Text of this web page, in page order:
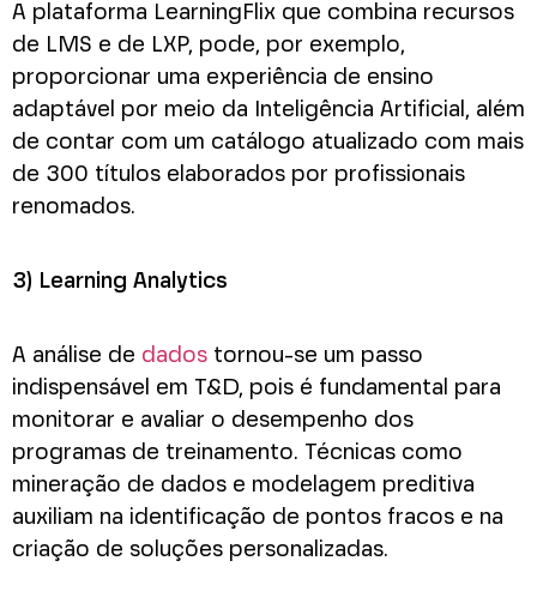
A plataforma LearningFlix que combina recursos
de LMS e de LXP, pode, por exemplo,
proporcionar uma experiência de ensino
adaptável por meio da Inteligência Artificial, além
de contar com um catálogo atualizado com mais
de 300 títulos elaborados por profissionais
renomados.
3) Learning Analytics
A análise de dados tornou-se um passo
indispensável em T&D, pois é fundamental para
monitorar e avaliar o desempenho dos
programas de treinamento. Técnicas como
mineração de dados e modelagem preditiva
auxiliam na identificação de pontos fracos e na
criação de soluções personalizadas.